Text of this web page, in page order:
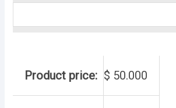
Product price: $ 50.000